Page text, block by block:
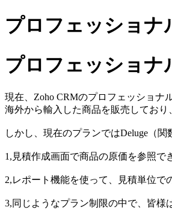
プロフェッショナ
プロフェッショナ
現在、Zoho CRMのプロフェッショナ
海外から輸入した商品を販売してお
しかし、現在のプランではDeluge（
1,見積作成画面で商品の原価を参照で
2,レポート機能を使って、見積単位で
3,同じようなプラン制限の中で、皆様